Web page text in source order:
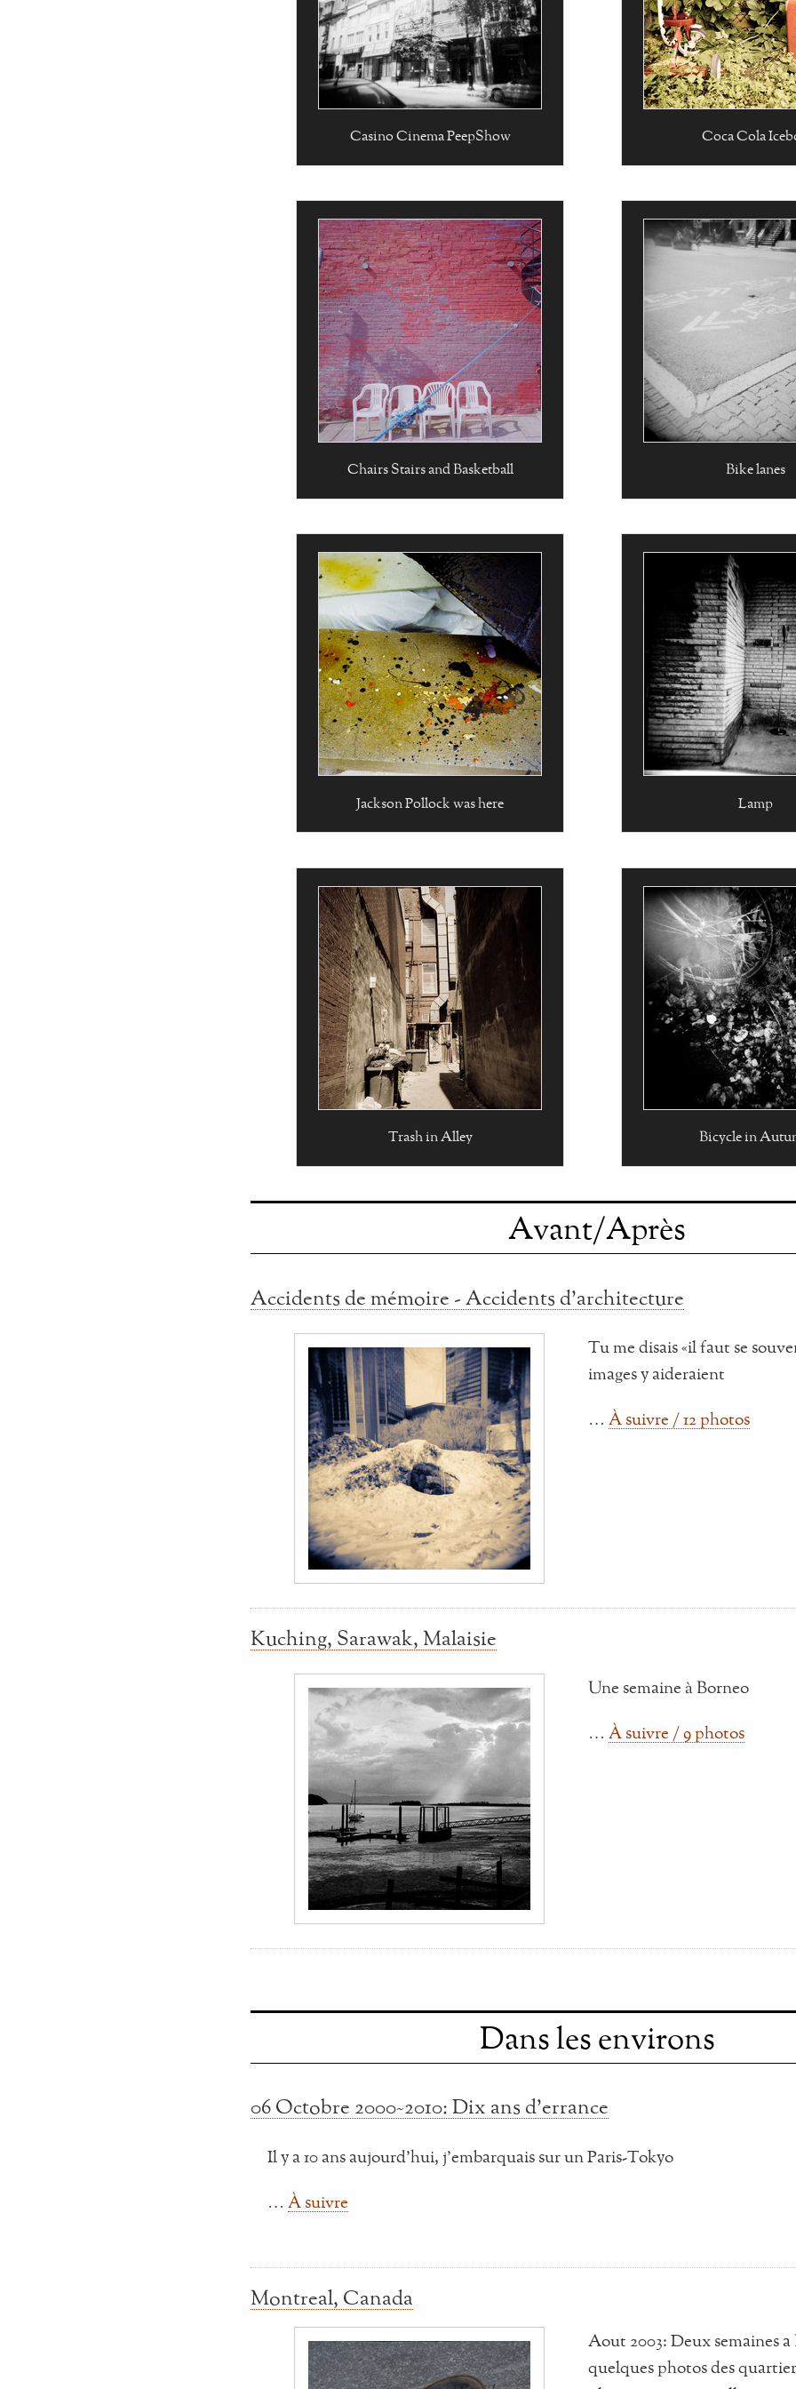
Casino Cinema PeepShow Coca Cola
Chairs Stairs and Basketball Bike lanes
Jackson Pollock was here Lamp
Trash in Alley Bicycle in
Avant/Après
Accidents de mémoire - Accidents d'architecture
Tu me disais «il faut se
images y aideraient
… À suivre / 12 photos
Kuching, Sarawak, Malaisie
Une semaine à Borneo
… À suivre / 9 photos
Dans les environs
06 Octobre 2000~2010: Dix ans d'errance
Il y a 10 ans aujourd'hui, j'embarquais sur un Paris-Tokyo
… À suivre
Montreal, Canada
Aout 2003: Deux semaines
quelques photos des